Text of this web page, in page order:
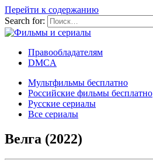
Перейти к содержанию
Search for:
Правообладателям
DMCA
Мультфильмы бесплатно
Российские фильмы бесплатно
Русские сериалы
Все сериалы
Велга (2022)